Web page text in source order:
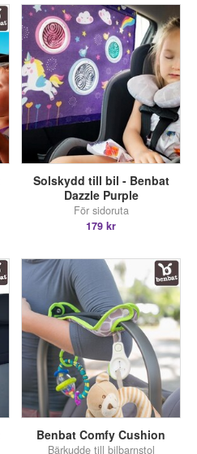
Solskydd till bil - Benbat
Dazzle Purple
För sidoruta
179 kr
Benbat Comfy Cushion
Bärkudde till bilbarnstol